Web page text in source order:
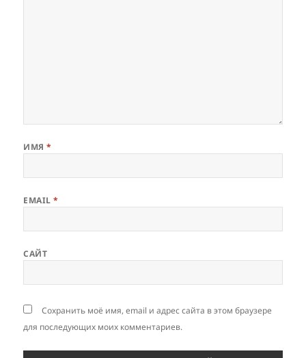
ИМЯ*
EMAIL*
САЙТ
Сохранить моё имя, email и адрес сайта в этом браузере
для последующих моих комментариев.